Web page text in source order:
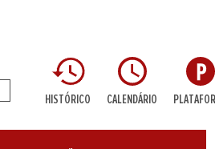
HISTÓRICO CALENDÁRIO